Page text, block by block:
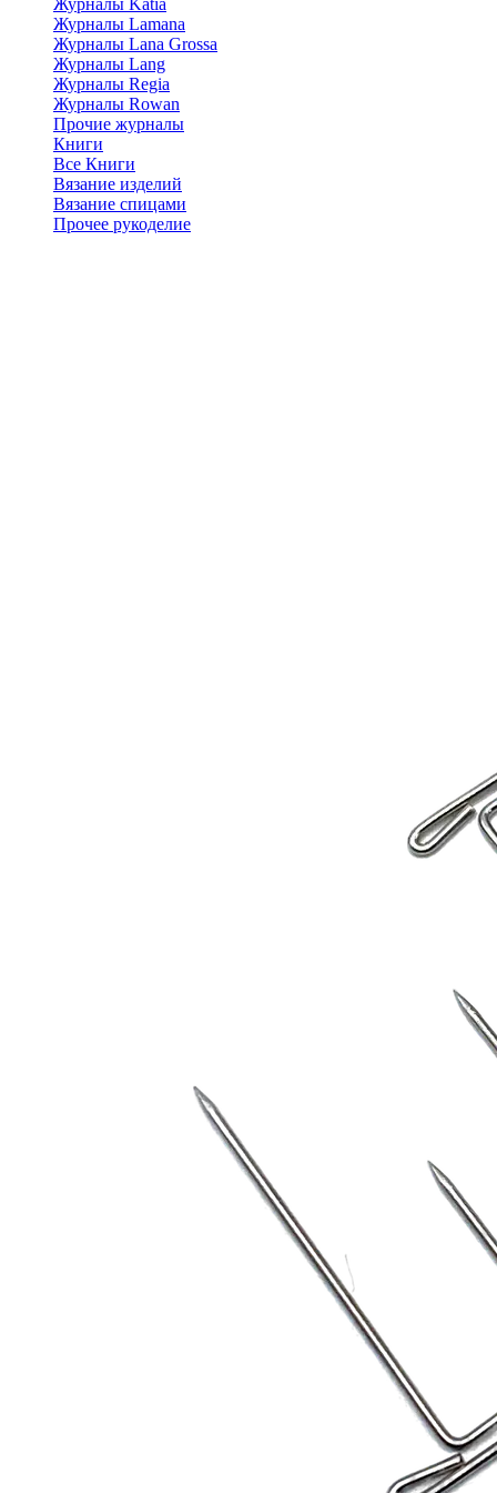
Журналы Lamana
Журналы Lana Grossa
Журналы Lang
Журналы Regia
Журналы Rowan
Прочие журналы
Книги
Все Книги
Вязание изделий
Вязание спицами
Прочее рукоделие